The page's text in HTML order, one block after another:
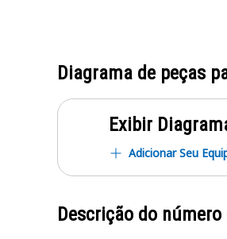
Diagrama de peças
Exibir
Adicionar Seu
Descrição do número